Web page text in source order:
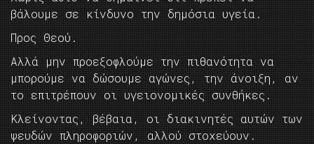
βάλουμε σε κίνδυνο την δημόσια υγεία.
Προς Θεού.
Αλλά μην προεξοφλούμε την πιθανότητα να
μπορούμε να δώσουμε αγώνες, την άνοιξη, αν
το επιτρέπουν οι υγειονομικές συνθήκες.
Κλείνοντας, βέβαια, οι διακινητές αυτών των
ψευδών πληροφοριών, αλλού στοχεύουν.